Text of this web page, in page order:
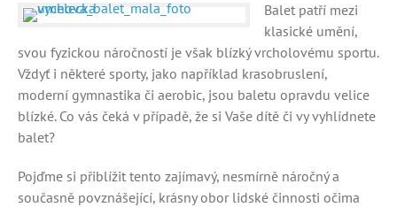
Balet patří mezi
klasické umění,
svou fyzickou náročností je však blízký vrcholovému sportu.
Vždyť i některé sporty, jako například krasobruslení,
moderní gymnastika či aerobic, jsou baletu opravdu velice
blízké. Co vás čeká v případě, že si Vaše dítě či vy vyhlídnete
balet?
Pojďme si přiblížit tento zajímavý, nesmírně náročný a
současně povznášející, krásny obor lidské činnosti očima